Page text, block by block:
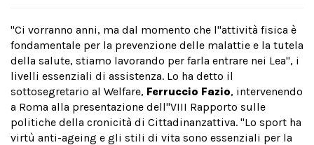
"Ci vorranno anni, ma dal momento che l''attività fisica è
fondamentale per la prevenzione delle malattie e la tutela
della salute, stiamo lavorando per farla entrare nei Lea", i
livelli essenziali di assistenza. Lo ha detto il
sottosegretario al Welfare, Ferruccio Fazio, intervenendo
a Roma alla presentazione dell''VIII Rapporto sulle
politiche della cronicità di Cittadinanzattiva. "Lo sport ha
virtù anti-ageing e gli stili di vita sono essenziali per la